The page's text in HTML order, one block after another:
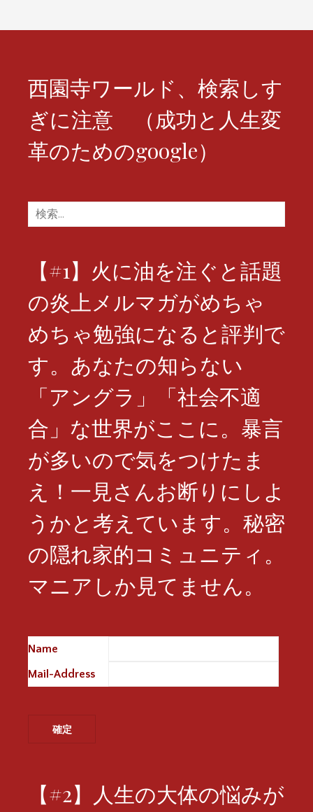
ョ
ン
西園寺ワールド、検索しす
ぎに注意 （成功と人生変
革のためのgoogle）
検
索:
【#1】火に油を注ぐと話題
の炎上メルマガがめちゃ
めちゃ勉強になると評判で
す。あなたの知らない
「アングラ」「社会不適
合」な世界がここに。暴言
が多いので気をつけたま
え！一見さんお断りにしよ
うかと考えています。秘密
の隠れ家的コミュニティ。
マニアしか見てません。
Name
Mail-Address
【#2】人生の大体の悩みが